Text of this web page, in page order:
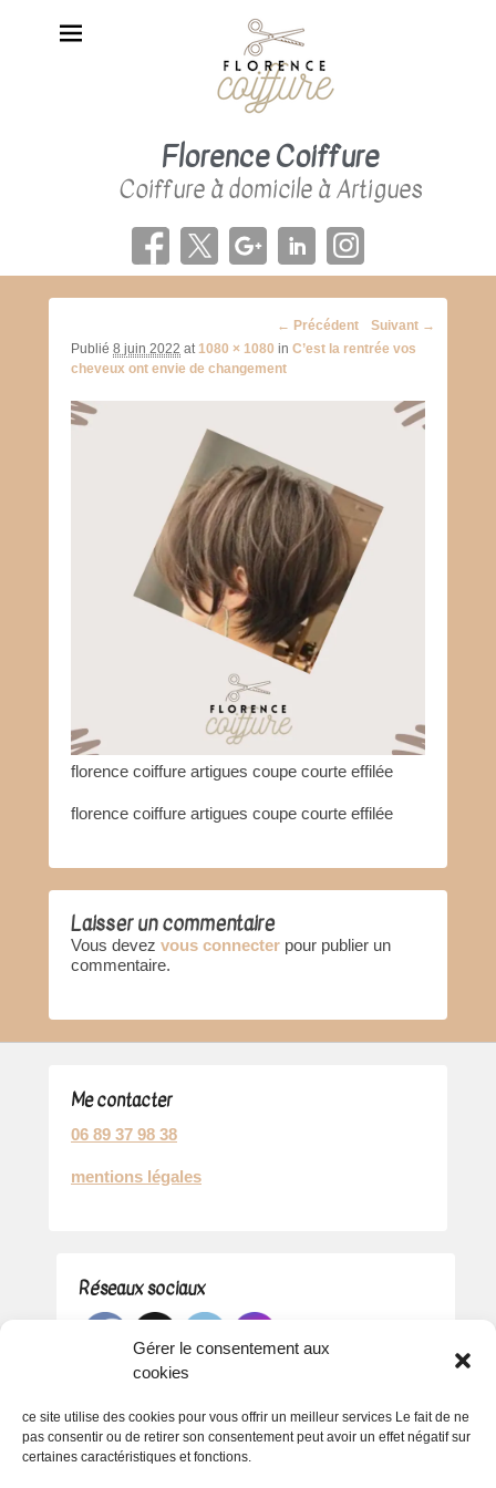
Gérer le consentement aux
cookies
ce site utilise des cookies pour vous offrir un meilleur services Le fait de ne
pas consentir ou de retirer son consentement peut avoir un effet négatif sur
certaines caractéristiques et fonctions.
Florence Coiffure
Coiffure à domicile à Artigues
Navigation
d'image
← Précédent
Suivant →
Publié 8 juin 2022 at1080 × 1080 in C’est la rentrée vos
cheveux ont envie de changement
florence coiffure artigues coupe courte effilée
florence coiffure artigues coupe courte effilée
Laisser un commentaire
Vous devez vous connecter pour publier un
commentaire.
Me contacter
06 89 37 98 38
mentions légales
Réseaux sociaux